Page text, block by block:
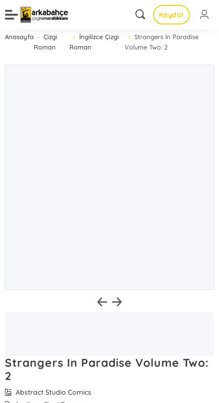
Kaydol
Anasayfa
Çizgi
Roman
İngilizce Çizgi
Roman
Strangers In Paradise
Volume Two: 2
Strangers In Paradise Volume Two:
2
Abstract Studio Comics